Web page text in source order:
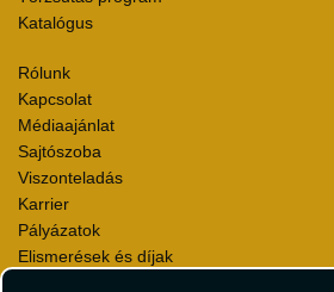
Katalógus
Rólunk
Kapcsolat
Médiaajánlat
Sajtószoba
Viszonteladás
Karrier
Pályázatok
Elismerések és díjak